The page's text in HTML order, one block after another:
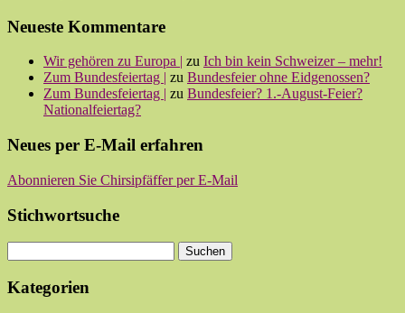
Neueste Kommentare
Wir gehören zu Europa | zu Ich bin kein Schweizer – mehr!
Zum Bundesfeiertag | zu Bundesfeier ohne Eidgenossen?
Zum Bundesfeiertag | zu Bundesfeier? 1.-August-Feier?
Nationalfeiertag?
Neues per E-Mail erfahren
Abonnieren Sie Chirsipfäffer per E-Mail
Stichwortsuche
Kategorien